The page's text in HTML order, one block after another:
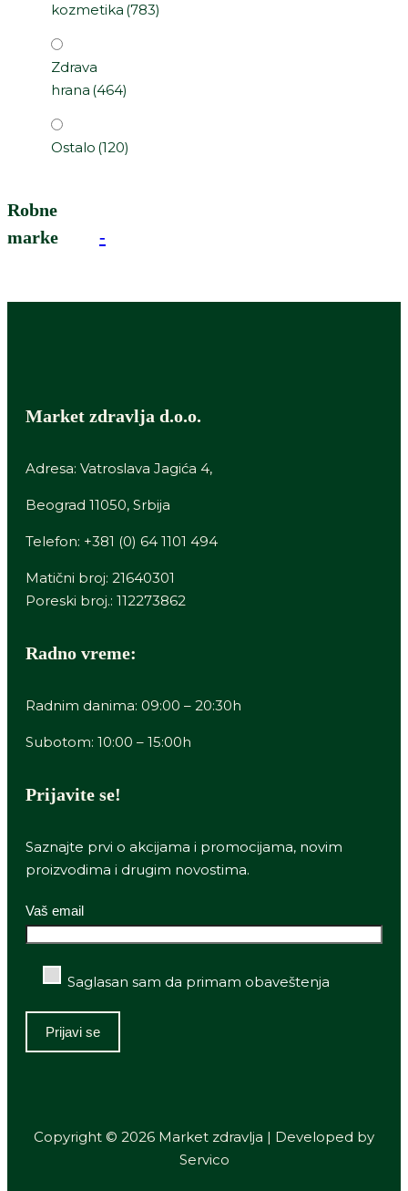
kozmetika (783)
Zdrava
hrana (464)
Ostalo (120)
Robne
marke
-
Market zdravlja d.o.o.
Adresa: Vatroslava Jagića 4,
Beograd 11050, Srbija
Telefon: +381 (0) 64 1101 494
Matični broj: 21640301
Poreski broj.: 112273862
Radno vreme:
Radnim danima: 09:00 – 20:30h
Subotom: 10:00 – 15:00h
Prijavite se!
Saznajte prvi o akcijama i promocijama, novim
proizvodima i drugim novostima.
Vaš email
Saglasan sam da primam obaveštenja
Copyright © 2026 Market zdravlja | Developed by
Servico